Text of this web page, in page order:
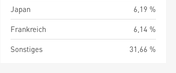
Japan
6,19 %
Frankreich
6,14 %
Sonstiges
31,66 %